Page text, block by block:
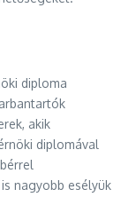
diploma
akik
diplomával
nagyobb esélyük